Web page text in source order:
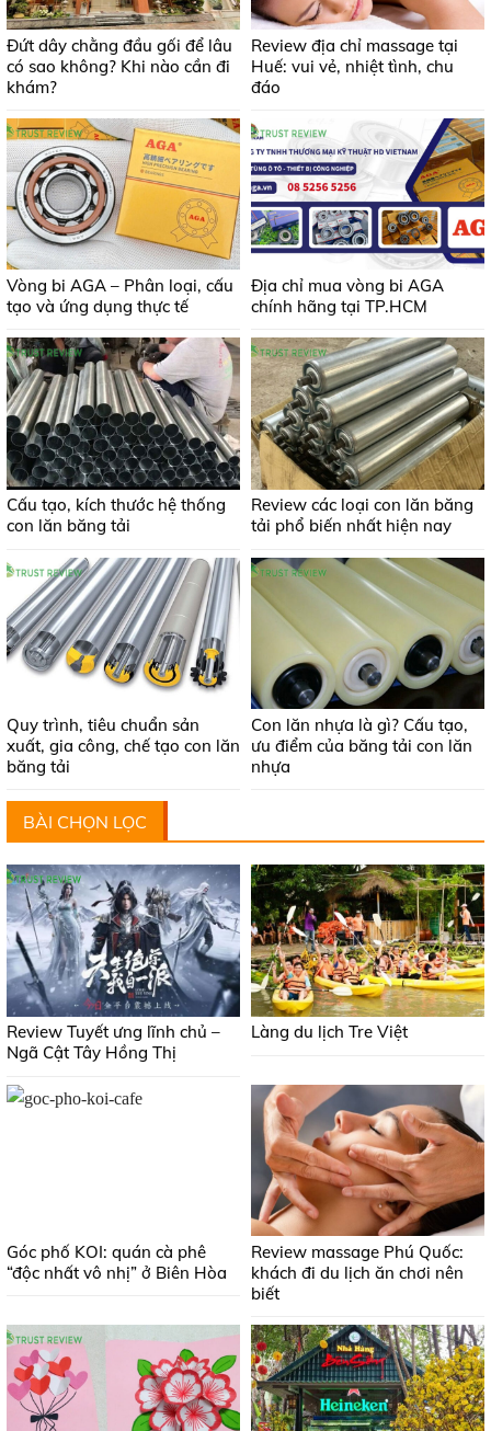
Đứt dây chằng đầu gối để lâu
có sao không? Khi nào cần đi
khám?
Review địa chỉ massage tại
Huế: vui vẻ, nhiệt tình, chu
đáo
Vòng bi AGA – Phân loại, cấu
tạo và ứng dụng thực tế
Địa chỉ mua vòng bi AGA
chính hãng tại TP.HCM
Cấu tạo, kích thước hệ thống
con lăn băng tải
Review các loại con lăn băng
tải phổ biến nhất hiện nay
Quy trình, tiêu chuẩn sản
xuất, gia công, chế tạo con lăn
băng tải
Con lăn nhựa là gì? Cấu tạo,
ưu điểm của băng tải con lăn
nhựa
BÀI CHỌN LỌC
Review Tuyết ưng lĩnh chủ –
Ngã Cật Tây Hồng Thị
Làng du lịch Tre Việt
Góc phố KOI: quán cà phê
“độc nhất vô nhị” ở Biên Hòa
Review massage Phú Quốc:
khách đi du lịch ăn chơi nên
biết